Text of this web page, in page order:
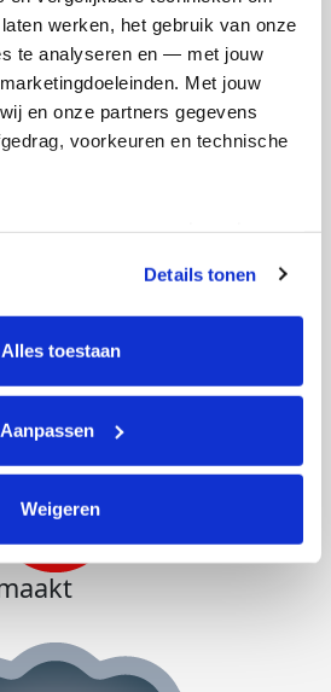
werken, het gebruik van onze
te analyseren en — met jouw
Met jouw
en onze partners gegevens
voorkeuren en technische
op elk moment wijzigen of
onderaan de pagina. De
in het tabblad “details”.
Details tonen
Alles toestaan
Aanpassen
Weigeren
badges